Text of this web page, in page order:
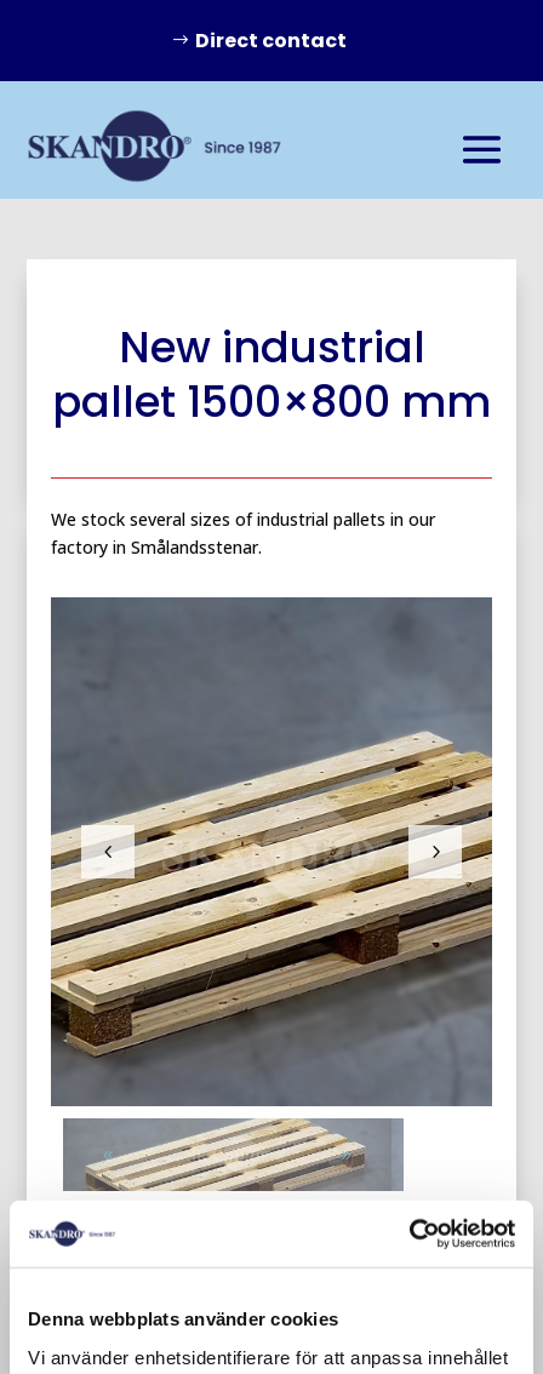
Denna webbplats använder cookies
Vi använder enhetsidentifierare för att anpassa innehållet
Direct contact
New industrial
pallet 1500×800 mm
We stock several sizes of industrial pallets in our
factory in Smålandsstenar.
pallets in our factory in Smålandsstenar.